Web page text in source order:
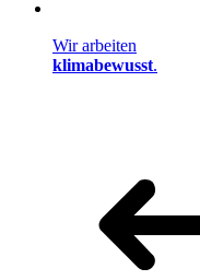
Wir arbeiten
klimabewusst.